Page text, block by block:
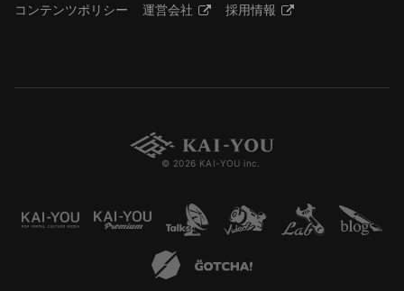
コンテンツポリシー
運営会社 採用情報
© 2026 KAI-YOU inc.